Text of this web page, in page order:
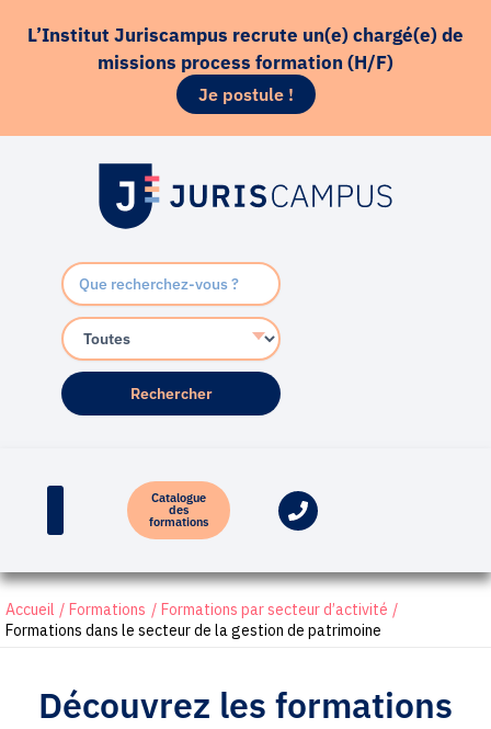
principal
L’Institut Juriscampus recrute un(e) chargé(e) de
missions process formation (H/F)
Je postule !
Catalogue
des
formations
Accueil Formations
Formations par secteur d’activité
Formations dans le secteur de la gestion de patrimoine
Découvrez les formations